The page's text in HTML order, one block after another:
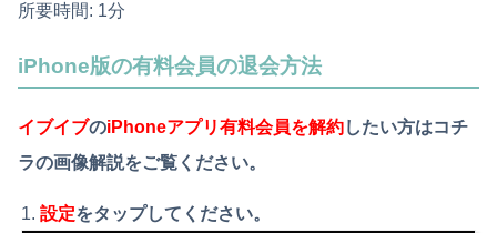
所要時間: 1分
iPhone版の有料会員の退会方法
イブイブのiPhoneアプリ有料会員を解約したい方はコチ
ラの画像解説をご覧ください。
設定をタップしてください。